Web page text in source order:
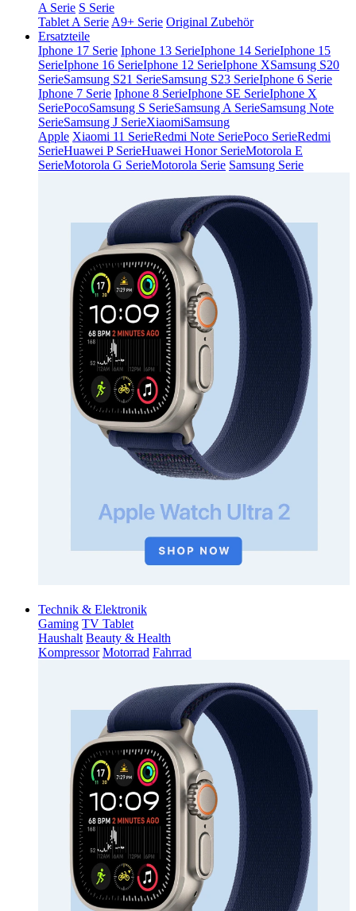
A Serie S Serie
Tablet A Serie A9+ Serie Original Zubehör
Ersatzteile
Iphone 17 Serie Iphone 13 SerieIphone 14 SerieIphone 15
SerieIphone 16 SerieIphone 12 SerieIphone XSamsung S20
SerieSamsung S21 SerieSamsung S23 SerieIphone 6 Serie
Iphone 7 Serie Iphone 8 SerieIphone SE SerieIphone X
SeriePocoSamsung S SerieSamsung A SerieSamsung Note
SerieSamsung J SerieXiaomiSamsung
Apple Xiaomi 11 SerieRedmi Note SeriePoco SerieRedmi
SerieHuawei P SerieHuawei Honor SerieMotorola E
SerieMotorola G SerieMotorola Serie Samsung Serie
Technik & Elektronik
Gaming TV Tablet
Haushalt Beauty & Health
Kompressor Motorrad Fahrrad